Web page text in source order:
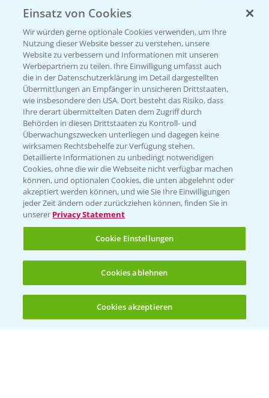
(noch 4)
Sammelstellen und Termine
PRE - Chemikalien sicher entsorgen
Sammelstellen und Termine
Kontakt & Notfall
Beratung auf WhatsApp
T.+49 (0)174 346 564 1
KONTAKT
Hilfe in Notfällen
+49 (0)214/30-20220
Einsatz von Cookies
Wir würden gerne optionale Cookies verwenden, um Ihre
Nutzung dieser Website besser zu verstehen, unsere
Website zu verbessern und Informationen mit unseren
Werbepartnern zu teilen. Ihre Einwilligung umfasst auch
die in der Datenschutzerklärung im Detail dargestellten
Übermittlungen an Empfänger in unsicheren Drittstaaten,
wie insbesondere den USA. Dort besteht das Risiko, dass
Ihre derart übermittelten Daten dem Zugriff durch
Behörden in diesen Drittstaaten zu Kontroll- und
Überwachungszwecken unterliegen und dagegen keine
wirksamen Rechtsbehelfe zur Verfügung stehen.
Detaillierte Informationen zu unbedingt notwendigen
Cookies, ohne die wir die Webseite nicht verfügbar machen
können, und optionalen Cookies, die unten abgelehnt oder
akzeptiert werden können, und wie Sie Ihre Einwilligungen
jeder Zeit ändern oder zurückziehen können, finden Sie in
unserer Privacy Statement
Cookie Einstellungen
Cookies ablehnen
Cookies akzeptieren